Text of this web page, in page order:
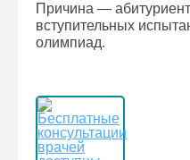
Причина —
вступительных
олимпиад.